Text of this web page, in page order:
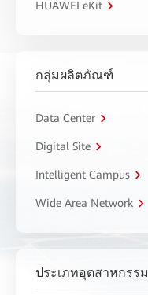
HUAWEI eKit
กลุ่มผลิตภัณฑ์
Data Center
Digital Site
Intelligent Campus
Wide Area Network
ประเภทอุตสาหกรรม